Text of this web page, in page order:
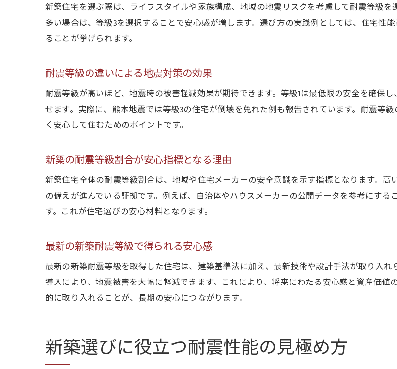
長く安心できる新築の耐震性能とは
耐震等級はどこに書いてあるか徹底解説
新築の耐震等級を見逃さないチェッ
耐震等級1の新築住宅で後悔しないた
耐震等級1新築のメリットとリスクを
耐震等級3取得で後悔しない新築選び
耐震等級3新築で後悔しないポイント
新築住宅を選ぶ際は、ライフスタイルや家族構成、地域の地震リスクを考慮して耐震等級
多い場合は、等級3を選択することで安心感が増します。選び方の実践例としては、住宅性
ることが挙げられます。
耐震等級の違いによる地震対策の効果
耐震等級が高いほど、地震時の被害軽減効果が期待できます。等級1は最低限の安全を確保
せます。実際に、熊本地震では等級3の住宅が倒壊を免れた例も報告されています。耐震等
く安心して住むためのポイントです。
新築の耐震等級割合が安心指標となる理由
新築住宅全体の耐震等級割合は、地域や住宅メーカーの安全意識を示す指標となります。
の備えが進んでいる証拠です。例えば、自治体やハウスメーカーの公開データを参考にす
す。これが住宅選びの安心材料となります。
最新の新築耐震等級で得られる安心感
最新の新築耐震等級を取得した住宅は、建築基準法に加え、最新技術や設計手法が取り入
導入により、地震被害を大幅に軽減できます。これにより、将来にわたる安心感と資産価
的に取り入れることが、長期の安心につながります。
新築選びに役立つ耐震性能の見極め方